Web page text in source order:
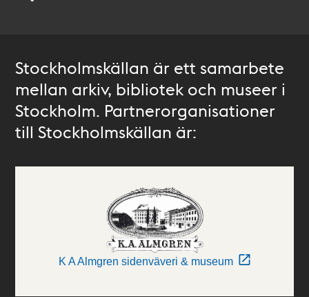
Stockholmskällan är ett samarbete
mellan arkiv, bibliotek och museer i
Stockholm. Partnerorganisationer
till Stockholmskällan är:
K A Almgren sidenväveri & museum